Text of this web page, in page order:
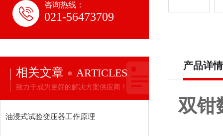
咨询热线：
021-56473709
相关文章 ARTICLES
致力于成为更好的解决方案供应商！
油浸式试验变压器工作原理
产品详情
双钳